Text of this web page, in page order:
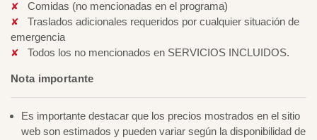
Comidas (no mencionadas en el programa)
Traslados adicionales requeridos por cualquier situación de
emergencia
Todos los no mencionados en SERVICIOS INCLUIDOS.
Nota importante
Es importante destacar que los precios mostrados en el sitio
web son estimados y pueden variar según la disponibilidad de